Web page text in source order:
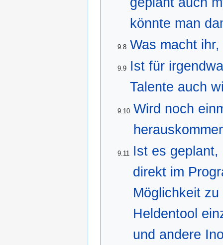
könnte man
9.8 Was macht
9.9
Ist für
Talente auch
9.10 Wird noch
9.11
Ist es
direkt im
Möglichkeit
Heldentool
und andere